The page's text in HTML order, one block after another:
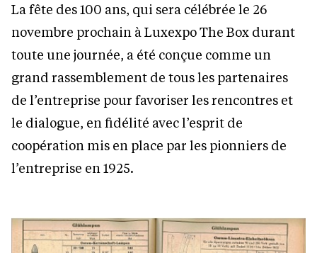
La fête des 100 ans, qui sera célébrée le 26
novembre prochain à Luxexpo The Box durant
toute une journée, a été conçue comme un
grand rassemblement de tous les partenaires
de l’entreprise pour favoriser les rencontres et
le dialogue, en fidélité avec l’esprit de
coopération mis en place par les pionniers de
l’entreprise en 1925.